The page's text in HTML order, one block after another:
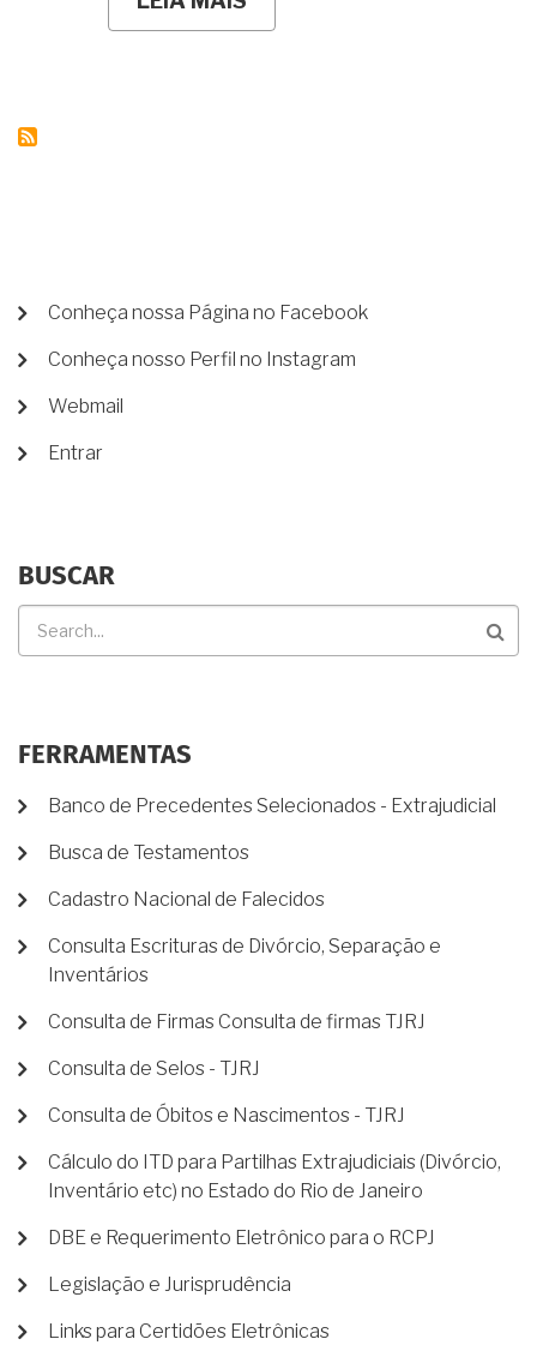
SOMOS
NOSSA
HERANÇA??
MENU
CONTA
DE
Conheça nossa Página no Facebook
Conheça nosso Perfil no Instagram
Webmail
Entrar
BUSCAR
FERRAMENTAS
Banco de Precedentes Selecionados - Extrajudicial
Busca de Testamentos
Cadastro Nacional de Falecidos
Consulta Escrituras de Divórcio, Separação e
Inventários
Consulta de Firmas Consulta de firmas TJRJ
Consulta de Selos - TJRJ
Consulta de Óbitos e Nascimentos - TJRJ
Cálculo do ITD para Partilhas Extrajudiciais (Divórcio,
Inventário etc) no Estado do Rio de Janeiro
DBE e Requerimento Eletrônico para o RCPJ
Legislação e Jurisprudência
Links para Certidões Eletrônicas